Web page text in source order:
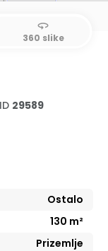
360
360 slike
ID 29589
Ostalo
130 m²
Prizemlje